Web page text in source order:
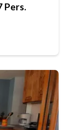
Pers.